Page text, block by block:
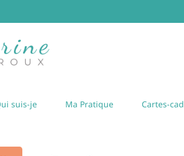
suis-je Ma Pratique Cartes-